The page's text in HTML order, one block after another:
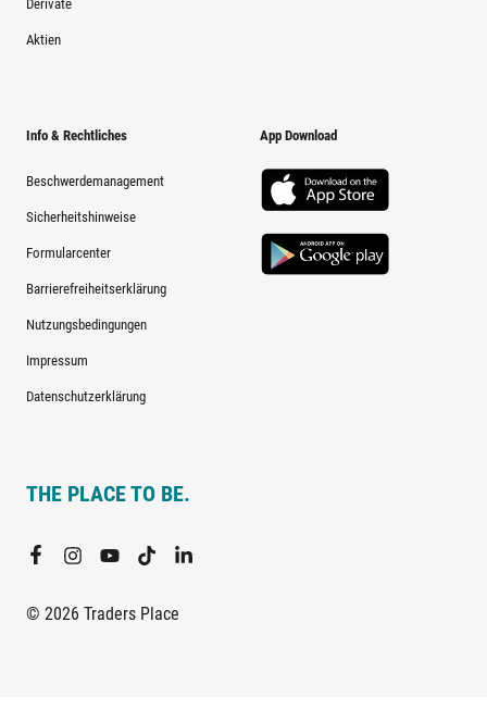
Derivate
Aktien
Info & Rechtliches
Beschwerdemanagement
Sicherheitshinweise
Formularcenter
Barrierefreiheitserklärung
Nutzungsbedingungen
Impressum
Datenschutzerklärung
App Download
THE PLACE TO BE.
© 2026 Traders Place